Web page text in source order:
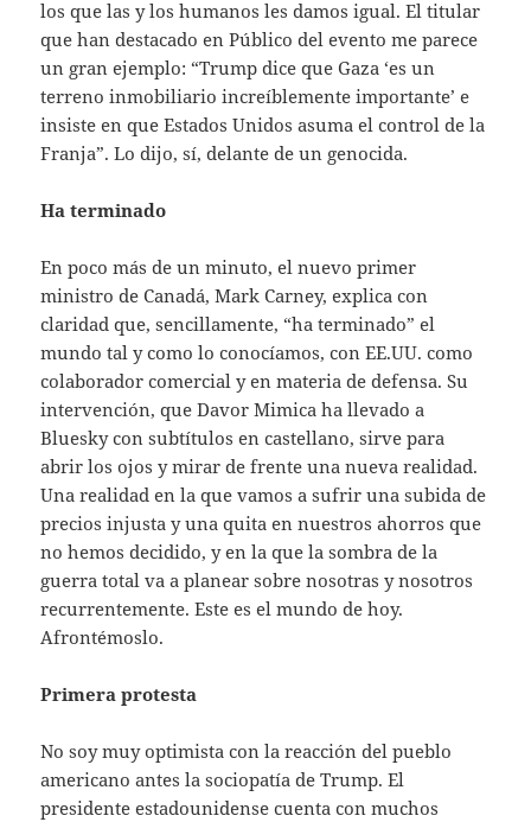
los que las y los humanos les damos igual. El titular
que han destacado en Público del evento me parece
un gran ejemplo: “Trump dice que Gaza ‘es un
terreno inmobiliario increíblemente importante’ e
insiste en que Estados Unidos asuma el control de la
Franja”. Lo dijo, sí, delante de un genocida.
Ha terminado
En poco más de un minuto, el nuevo primer
ministro de Canadá, Mark Carney, explica con
claridad que, sencillamente, “ha terminado” el
mundo tal y como lo conocíamos, con EE.UU. como
colaborador comercial y en materia de defensa. Su
intervención, que Davor Mimica ha llevado a
Bluesky con subtítulos en castellano, sirve para
abrir los ojos y mirar de frente una nueva realidad.
Una realidad en la que vamos a sufrir una subida de
precios injusta y una quita en nuestros ahorros que
no hemos decidido, y en la que la sombra de la
guerra total va a planear sobre nosotras y nosotros
recurrentemente. Este es el mundo de hoy.
Afrontémoslo.
Primera protesta
No soy muy optimista con la reacción del pueblo
americano antes la sociopatía de Trump. El
presidente estadounidense cuenta con muchos